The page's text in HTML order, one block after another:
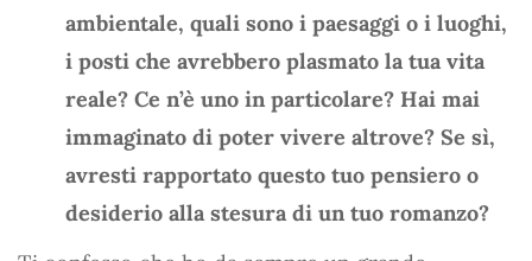
ambientale, quali sono i paesaggi o i luoghi,
i posti che avrebbero plasmato la tua vita
reale? Ce n’è uno in particolare? Hai mai
immaginato di poter vivere altrove? Se sì,
avresti rapportato questo tuo pensiero o
desiderio alla stesura di un tuo romanzo?